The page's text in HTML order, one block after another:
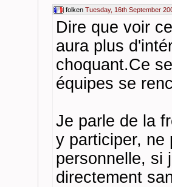
folken Tuesday, 16th September
Dire que voir
aura plus
choquant.Ce
équipes se
Je parle de la
y participer, ne
personnelle, si
directement